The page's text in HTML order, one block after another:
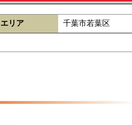
エリア 千葉市若葉区